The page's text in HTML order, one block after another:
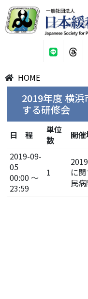
HOME
2019年度 横
する研修会
日 程
単位
数
開
2019-09-
05
00:00 ～
23:59
1
に
民